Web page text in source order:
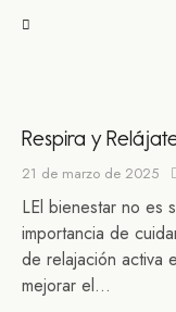
Respira y
21 de marzo de 2025
LEl bienestar no es
importancia de
de relajación activa
mejorar el…